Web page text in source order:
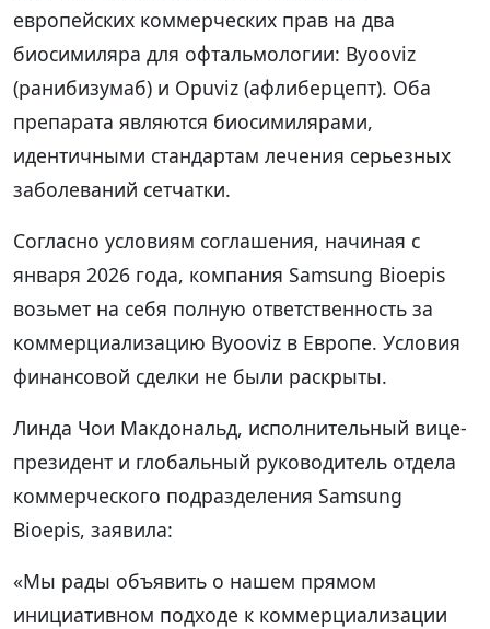
европейских коммерческих прав на два
биосимиляра для офтальмологии: Byooviz
(ранибизумаб) и Opuviz (афлиберцепт). Оба
препарата являются биосимилярами,
идентичными стандартам лечения серьезных
заболеваний сетчатки.
Согласно условиям соглашения, начиная с
января 2026 года, компания Samsung Bioepis
возьмет на себя полную ответственность за
коммерциализацию Byooviz в Европе. Условия
финансовой сделки не были раскрыты.
Линда Чои Макдональд, исполнительный вице-
президент и глобальный руководитель отдела
коммерческого подразделения Samsung
Bioepis, заявила:
«Мы рады объявить о нашем прямом
инициативном подходе к коммерциализации